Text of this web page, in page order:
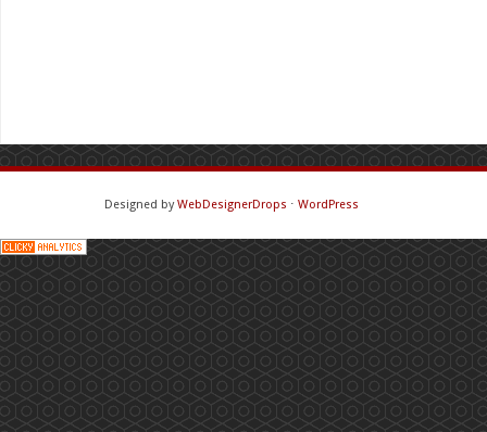
Designed byWebDesignerDrops ⋅ WordPress